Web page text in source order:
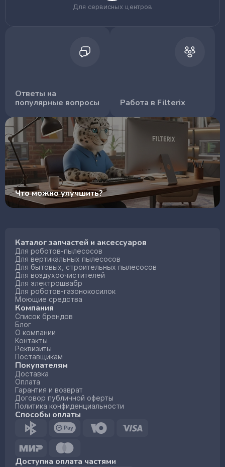
Для сервисных центров
Ответы на
популярные вопросы
Работа в Filterix
Что можно улучшить?
Каталог запчастей и аксессуаров
Для роботов-пылесосов
Для вертикальных пылесосов
Для бытовых, строительных пылесосов
Для воздухоочистителей
Для электрошвабр
Для роботов-газонокосилок
Моющие средства
Компания
Список брендов
Блог
О компании
Контакты
Реквизиты
Поставщикам
Покупателям
Доставка
Оплата
Гарантия и возврат
Договор публичной оферты
Политика конфиденциальности
Способы оплаты
Доступна оплата частями